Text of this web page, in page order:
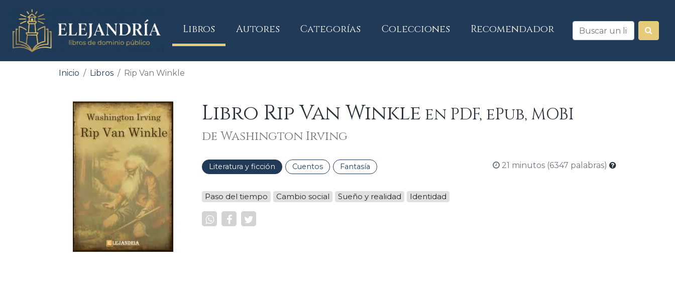
Libros(current)
Autores Categorías Colecciones Recomendador
Inicio Libros Rip Van Winkle
Libro Rip Van Winkle en PDF, ePub, MOBI
de Washington Irving
Literatura y ficción Cuentos Fantasía 21 minutos (6347 palabras)
Paso del tiempo Cambio social Sueño y realidad Identidad